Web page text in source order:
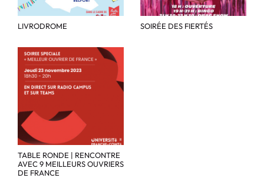
LIVRODROME SOIRÉE DES FIERTÉS
TABLE RONDE | RENCONTRE
AVEC 9 MEILLEURS OUVRIERS
DE FRANCE